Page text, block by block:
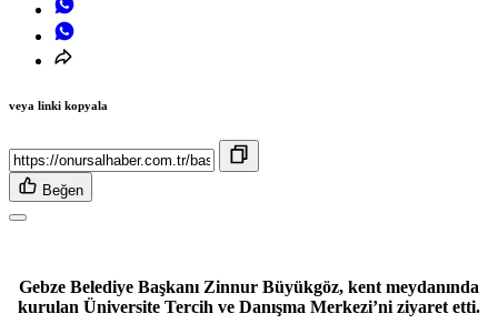
veya linki kopyala
Beğen
Gebze Belediye Başkanı Zinnur Büyükgöz, kent meydanında
kurulan Üniversite Tercih ve Danışma Merkezi’ni ziyaret etti.